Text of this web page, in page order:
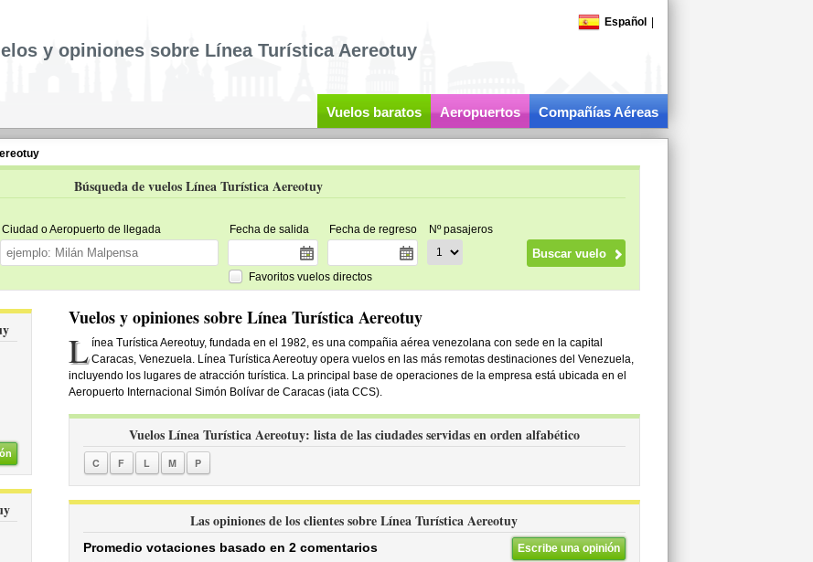
Español
y opiniones sobre Línea Turística Aereotuy
Vuelos baratos Aeropuertos Compañías Aéreas
Búsqueda de vuelos Línea Turística Aereotuy
Ciudad o Aeropuerto de llegada Fecha de salida Fecha de regreso Nº pasajeros
Favoritos vuelos directos
Vuelos y opiniones sobre Línea Turística Aereotuy
L ínea Turística Aereotuy, fundada en el 1982, es una compañia aérea venezolana con sede en la capital
Caracas, Venezuela. Línea Turística Aereotuy opera vuelos en las más remotas destinaciones del Venezuela,
incluyendo los lugares de atracción turística. La principal base de operaciones de la empresa está ubicada en el
Aeropuerto Internacional Simón Bolívar de Caracas (iata CCS).
Vuelos Línea Turística Aereotuy: lista de las ciudades servidas en orden alfabético
C F L M P
Las opiniones de los clientes sobre Línea Turística Aereotuy
Escribe una opinión
Promedio votaciones basado en 2 comentarios